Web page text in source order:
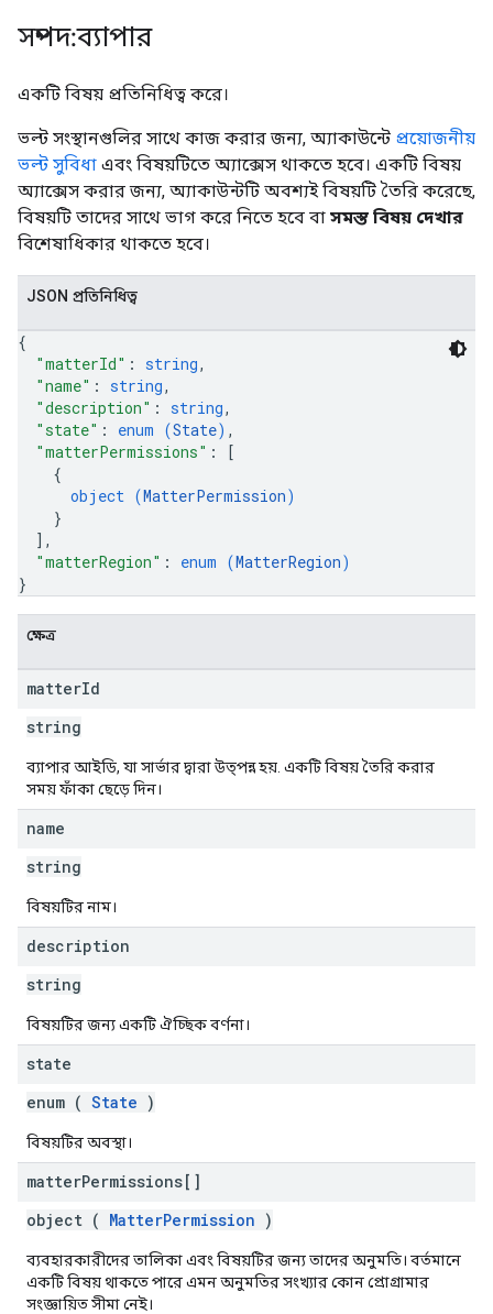
সম্পদ: ব্যাপার
একটি বিষয় প্রতিনিধিত্ব করে।
ভল্ট সংস্থানগুলির সাথে কাজ করার জন্য, অ্যাকাউন্টে প্রয়োজনীয়
ভল্ট সুবিধা এবং বিষয়টিতে অ্যাক্সেস থাকতে হবে। একটি বিষয়
অ্যাক্সেস করার জন্য, অ্যাকাউন্টটি অবশ্যই বিষয়টি তৈরি করেছে,
বিষয়টি তাদের সাথে ভাগ করে নিতে হবে বা সমস্ত বিষয় দেখার
বিশেষাধিকার থাকতে হবে।
JSON প্রতিনিধিত্ব
{
"matterId" : string,
"name" : string,
"description" : string,
"state" : enum (State) ,
"matterPermissions" :
[
{
object (MatterPermission)
}
] ,
"matterRegion" : enum (MatterRegion)
}
ক্ষেত্র
matterId
string
ব্যাপার আইডি, যা সার্ভার দ্বারা উত্পন্ন হয়. একটি বিষয় তৈরি করার
সময় ফাঁকা ছেড়ে দিন।
name
string
বিষয়টির নাম।
description
string
বিষয়টির জন্য একটি ঐচ্ছিক বর্ণনা।
state
enum ( State )
বিষয়টির অবস্থা।
matterPermissions[]
object ( MatterPermission )
ব্যবহারকারীদের তালিকা এবং বিষয়টির জন্য তাদের অনুমতি। বর্তমানে
একটি বিষয় থাকতে পারে এমন অনুমতির সংখ্যার কোন প্রোগ্রামার
সংজ্ঞায়িত সীমা নেই।